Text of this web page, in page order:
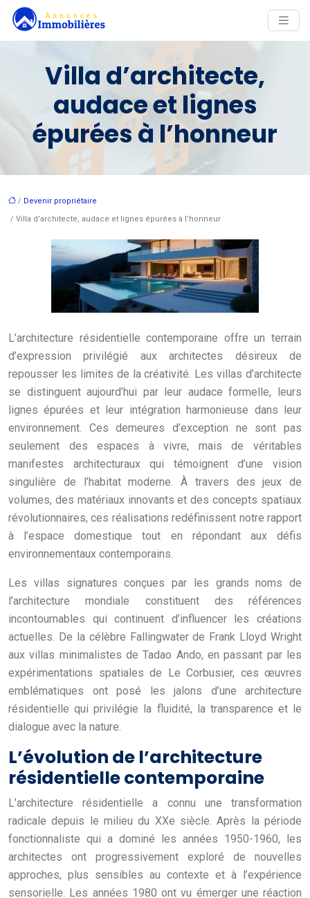
Villa d’architecte,
audace et lignes
épurées à l’honneur
/ Devenir propriétaire
/ Villa d’architecte, audace et lignes épurées à l’honneur
L’architecture résidentielle contemporaine offre un terrain
d’expression privilégié aux architectes désireux de
repousser les limites de la créativité. Les villas d’architecte
se distinguent aujourd’hui par leur audace formelle, leurs
lignes épurées et leur intégration harmonieuse dans leur
environnement. Ces demeures d’exception ne sont pas
seulement des espaces à vivre, mais de véritables
manifestes architecturaux qui témoignent d’une vision
singulière de l’habitat moderne. À travers des jeux de
volumes, des matériaux innovants et des concepts spatiaux
révolutionnaires, ces réalisations redéfinissent notre rapport
à l’espace domestique tout en répondant aux défis
environnementaux contemporains.
Les villas signatures conçues par les grands noms de
l’architecture mondiale constituent des références
incontournables qui continuent d’influencer les créations
actuelles. De la célèbre Fallingwater de Frank Lloyd Wright
aux villas minimalistes de Tadao Ando, en passant par les
expérimentations spatiales de Le Corbusier, ces œuvres
emblématiques ont posé les jalons d’une architecture
résidentielle qui privilégie la fluidité, la transparence et le
dialogue avec la nature.
L’évolution de l’architecture
résidentielle contemporaine
L’architecture résidentielle a connu une transformation
radicale depuis le milieu du XXe siècle. Après la période
fonctionnaliste qui a dominé les années 1950-1960, les
architectes ont progressivement exploré de nouvelles
approches, plus sensibles au contexte et à l’expérience
sensorielle. Les années 1980 ont vu émerger une réaction